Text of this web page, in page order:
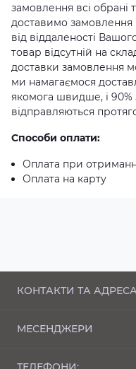
замовлення всі обрані
доставимо замовлення
від віддаленості
товар відсутній на
доставки замовлення
ми намагаємося
якомога швидше, і 90%
відправляються
Способи оплати:
Оплата при
Оплата на карту
КОНТАКТИ ТА
43000
bembi_market@ukr.net
МЕСЕНДЖЕРИ